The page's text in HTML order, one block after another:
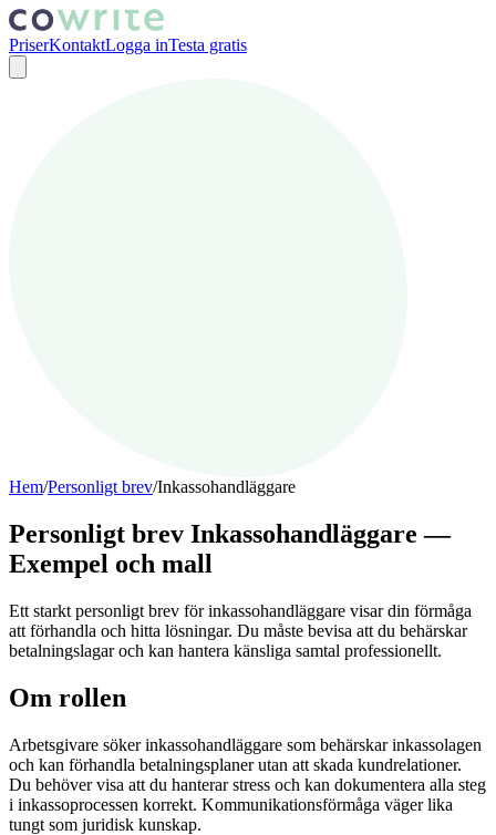
PriserKontaktLogga inTesta gratis
Hem/Personligt brev/Inkassohandläggare
Personligt brev Inkassohandläggare —
Exempel och mall
Ett starkt personligt brev för inkassohandläggare visar din förmåga
att förhandla och hitta lösningar. Du måste bevisa att du behärskar
betalningslagar och kan hantera känsliga samtal professionellt.
Om rollen
Arbetsgivare söker inkassohandläggare som behärskar inkassolagen
och kan förhandla betalningsplaner utan att skada kundrelationer.
Du behöver visa att du hanterar stress och kan dokumentera alla steg
i inkassoprocessen korrekt. Kommunikationsförmåga väger lika
tungt som juridisk kunskap.